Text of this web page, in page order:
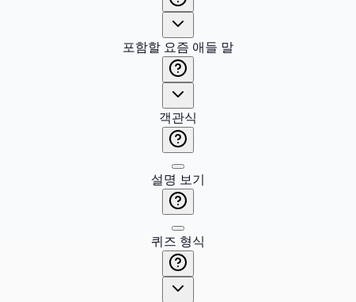
포함할 요즘 애들 말
객관식
설명 보기
퀴즈 형식